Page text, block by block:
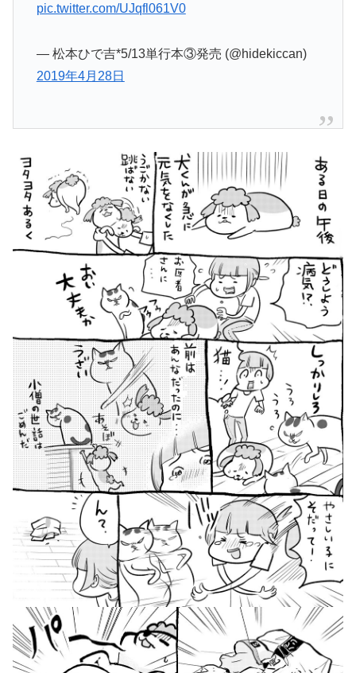
pic.twitter.com/UJqfl061V0
— 松本ひで吉*5/13単行本③発売 (@hidekiccan)
2019年4月28日